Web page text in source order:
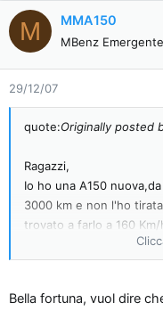
M MMA150
MBenz Emergente
29/12/07
quote:Originally posted
Ragazzi,
Io ho una A150
3000 km e non l'ho
trovato a farlo a 160
strano e, appunto,
autoradio spento.
ha l'effetto rotolamento,
Bella fortuna, vuol dire